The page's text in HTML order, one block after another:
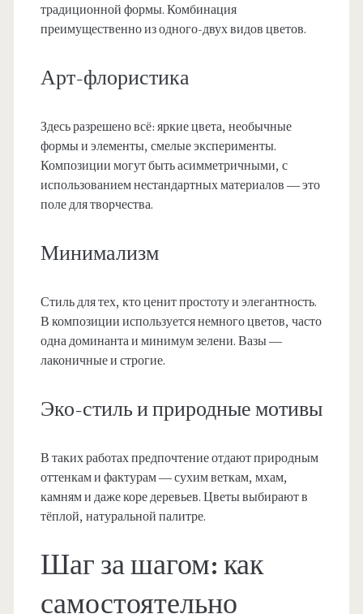
традиционной формы. Комбинация
преимущественно из одного-двух видов цветов.
Арт-флористика
Здесь разрешено всё: яркие цвета, необычные
формы и элементы, смелые эксперименты.
Композиции могут быть асимметричными, с
использованием нестандартных материалов — это
поле для творчества.
Минимализм
Стиль для тех, кто ценит простоту и элегантность.
В композиции используется немного цветов, часто
одна доминанта и минимум зелени. Вазы —
лаконичные и строгие.
Эко-стиль и природные мотивы
В таких работах предпочтение отдают природным
оттенкам и фактурам — сухим веткам, мхам,
камням и даже коре деревьев. Цветы выбирают в
тёплой, натуральной палитре.
Шаг за шагом: как
самостоятельно